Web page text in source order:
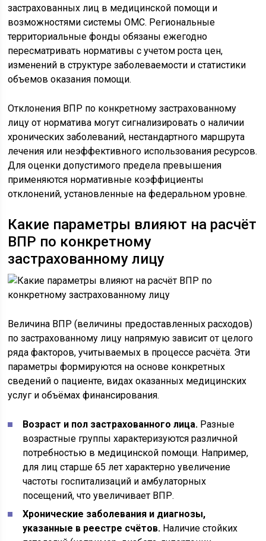
застрахованных лиц в медицинской помощи и
возможностями системы ОМС. Региональные
территориальные фонды обязаны ежегодно
пересматривать нормативы с учетом роста цен,
изменений в структуре заболеваемости и статистики
объемов оказания помощи.
Отклонения ВПР по конкретному застрахованному
лицу от норматива могут сигнализировать о наличии
хронических заболеваний, нестандартного маршрута
лечения или неэффективного использования ресурсов.
Для оценки допустимого предела превышения
применяются нормативные коэффициенты
отклонений, установленные на федеральном уровне.
Какие параметры влияют на расчёт
ВПР по конкретному
застрахованному лицу
Величина ВПР (величины предоставленных расходов)
по застрахованному лицу напрямую зависит от целого
ряда факторов, учитываемых в процессе расчёта. Эти
параметры формируются на основе конкретных
сведений о пациенте, видах оказанных медицинских
услуг и объёмах финансирования.
Возраст и пол застрахованного лица. Разные
возрастные группы характеризуются различной
потребностью в медицинской помощи. Например,
для лиц старше 65 лет характерно увеличение
частоты госпитализаций и амбулаторных
посещений, что увеличивает ВПР.
Хронические заболевания и диагнозы,
указанные в реестре счётов. Наличие стойких